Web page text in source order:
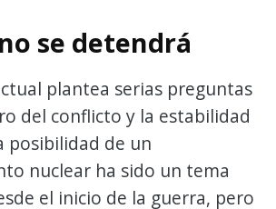
se detendrá
plantea serias preguntas
del conflicto y la estabilidad
posibilidad de un
nuclear ha sido un tema
el inicio de la guerra, pero